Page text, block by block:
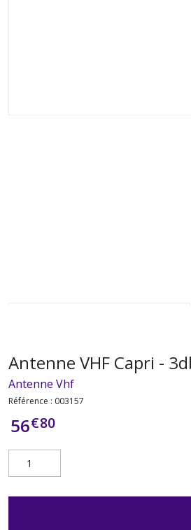
Antenne VHF Capri -
Antenne Vhf
Référence : 003157
56€80